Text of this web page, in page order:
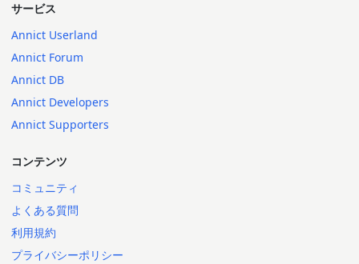
サービス
Annict Userland
Annict Forum
Annict DB
Annict Developers
Annict Supporters
コンテンツ
コミュニティ
よくある質問
利用規約
プライバシーポリシー